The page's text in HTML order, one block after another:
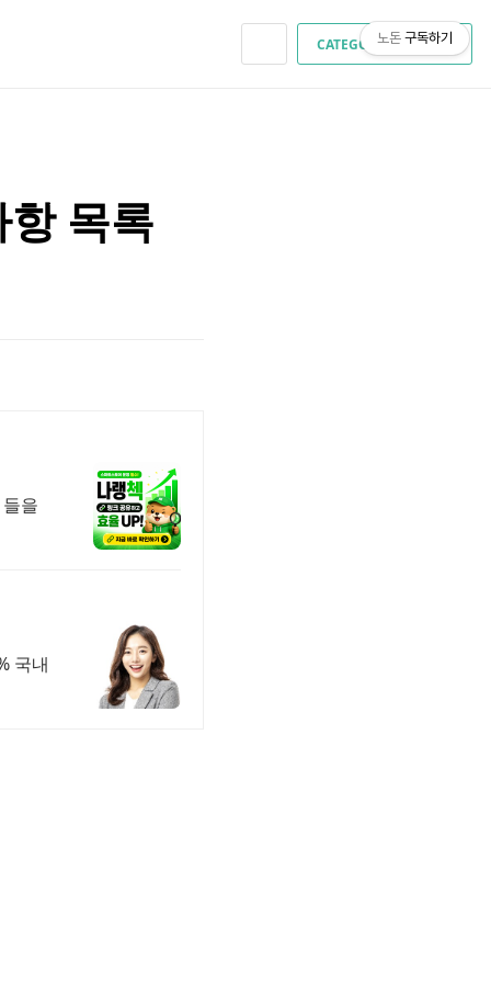
CATEGORY
목록
을
국내
노돈 구독하기